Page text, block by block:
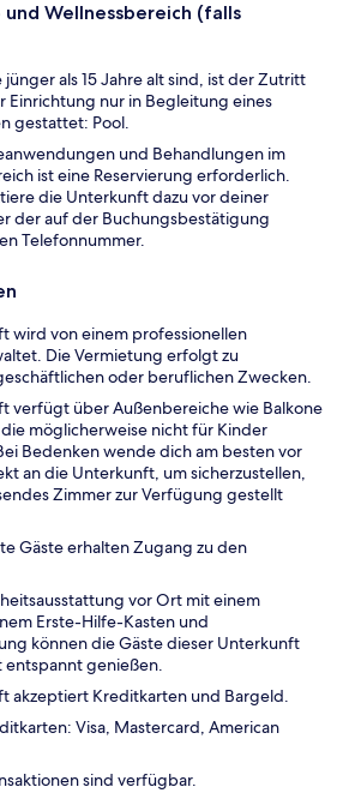
und Wellnessbereich (falls
als 15 Jahre alt sind, ist der Zutritt
Einrichtung nur in Begleitung eines
gestattet: Pool.
und Behandlungen im
ist eine Reservierung erforderlich.
die Unterkunft dazu vor deiner
der auf der Buchungsbestätigung
Telefonnummer.
wird von einem professionellen
Die Vermietung erfolgt zu
oder beruflichen Zwecken.
verfügt über Außenbereiche wie Balkone
möglicherweise nicht für Kinder
Bedenken wende dich am besten vor
an die Unterkunft, um sicherzustellen,
Zimmer zur Verfügung gestellt
Gäste erhalten Zugang zu den
vor Ort mit einem
Erste-Hilfe-Kasten und
können die Gäste dieser Unterkunft
entspannt genießen.
akzeptiert Kreditkarten und Bargeld.
Visa, Mastercard, American
sind verfügbar.